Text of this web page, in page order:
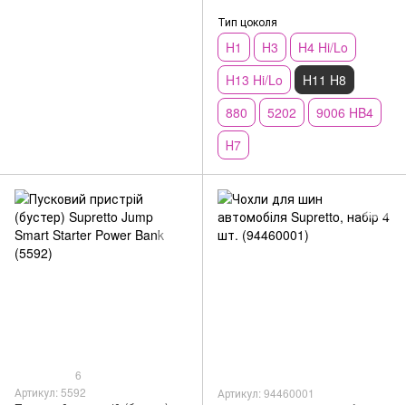
Тип цоколя
H1 H3
H4 Hi/Lo
H13 Hi/Lo
H11 H8
880
5202
9006 HB4
Н7
6
Артикул: 5592
Артикул: 94460001